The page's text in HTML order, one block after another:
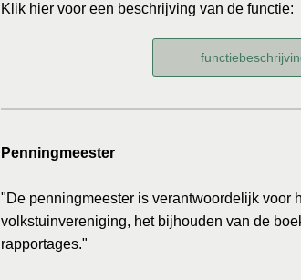
Klik hier voor een beschrijving van de functie:
Penningmeester
"De penningmeester is verantwoordelijk voor
volkstuinvereniging, het bijhouden van de
rapportages."